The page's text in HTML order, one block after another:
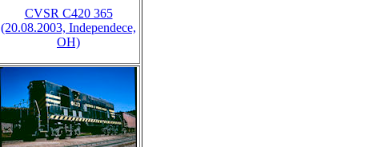
CVSR C420 365
(20.08.2003, Independece,
OH)